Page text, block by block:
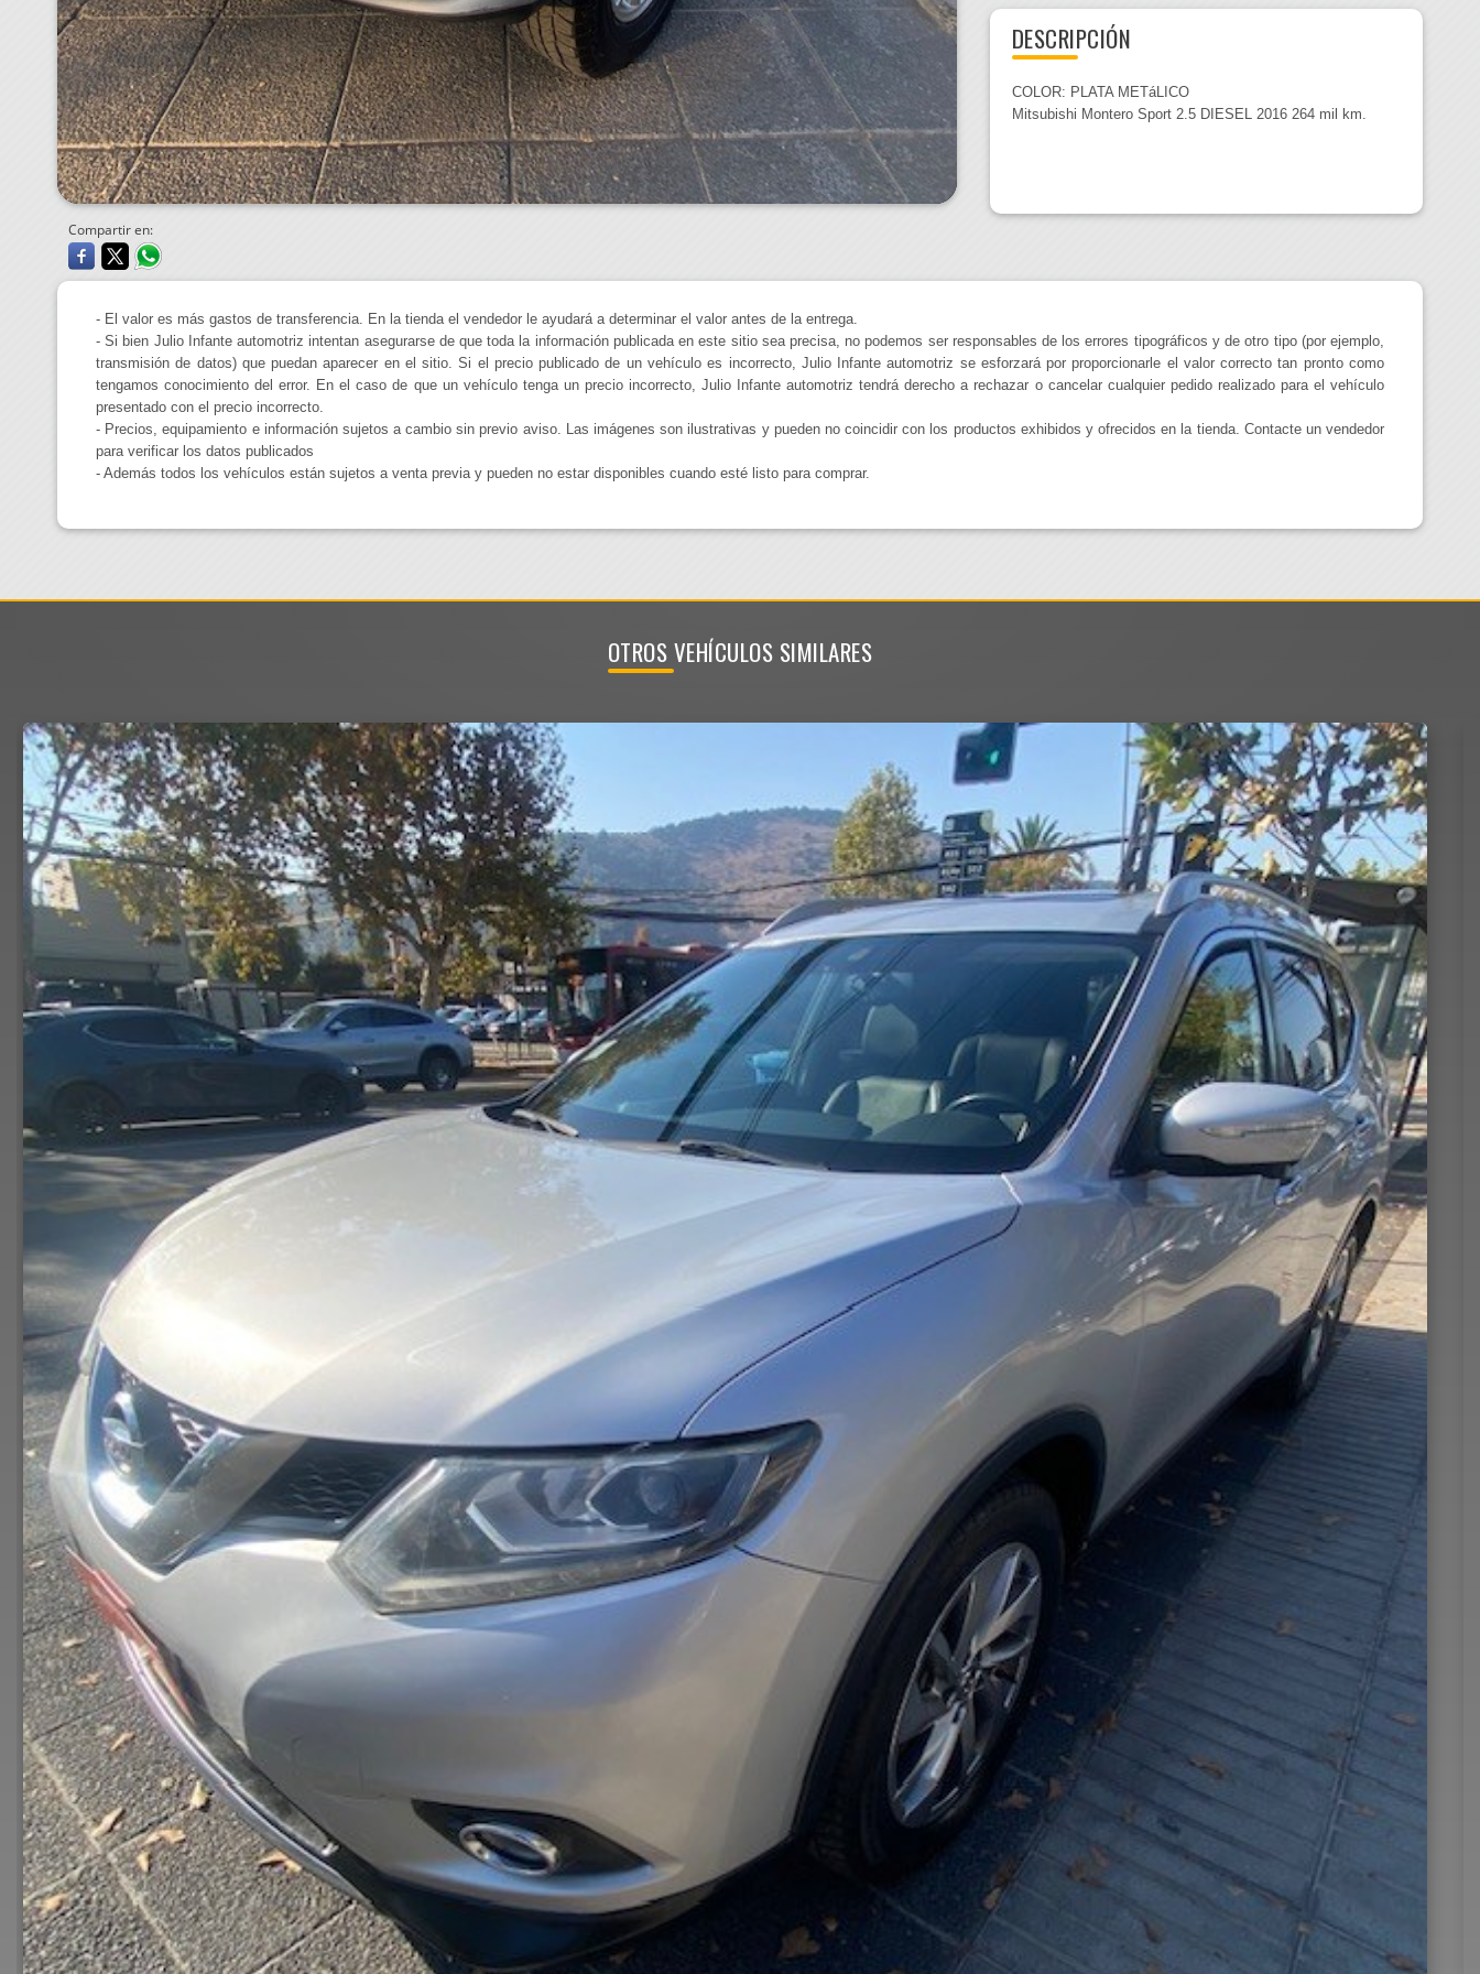
Compartir en:
DESCRIPCIÓN
COLOR: PLATA METáLICO
Mitsubishi Montero Sport 2.5 DIESEL 2016 264 mil km.
- El valor es más gastos de transferencia. En la tienda el vendedor le ayudará a determinar el valor antes de la entrega.
- Si bien Julio Infante automotriz intentan asegurarse de que toda la información publicada en este sitio sea precisa, no podemos ser responsables de los errores tipográficos y de otro tipo (por ejemplo,
transmisión de datos) que puedan aparecer en el sitio. Si el precio publicado de un vehículo es incorrecto, Julio Infante automotriz se esforzará por proporcionarle el valor correcto tan pronto como
tengamos conocimiento del error. En el caso de que un vehículo tenga un precio incorrecto, Julio Infante automotriz tendrá derecho a rechazar o cancelar cualquier pedido realizado para el vehículo
presentado con el precio incorrecto.
- Precios, equipamiento e información sujetos a cambio sin previo aviso. Las imágenes son ilustrativas y pueden no coincidir con los productos exhibidos y ofrecidos en la tienda. Contacte un vendedor
para verificar los datos publicados
- Además todos los vehículos están sujetos a venta previa y pueden no estar disponibles cuando esté listo para comprar.
OTROS VEHÍCULOS SIMILARES